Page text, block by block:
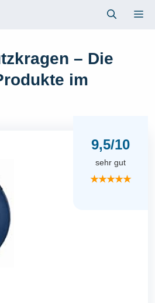
– Die
im
9,5/10
sehr gut
★★★★★